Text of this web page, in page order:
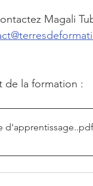
Magali
de la formation :
d'apprentissage..pdf